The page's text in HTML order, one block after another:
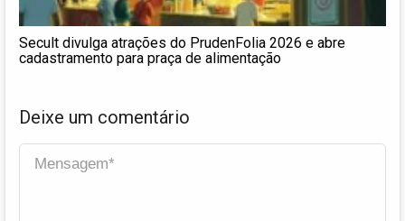
Secult divulga atrações do PrudenFolia 2026 e abre
cadastramento para praça de alimentação
Deixe um comentário